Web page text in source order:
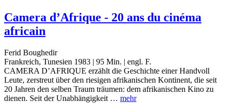
Camera d’Afrique - 20 ans du cinéma
africain
Ferid Boughedir
Frankreich, Tunesien 1983 | 95 Min. | engl. F.
CAMERA D’AFRIQUE erzählt die Geschichte einer Handvoll
Leute, zerstreut über den riesigen afrikanischen Kontinent, die seit
20 Jahren den selben Traum träumen: dem afrikanischen Kino zu
dienen. Seit der Unabhängigkeit … mehr